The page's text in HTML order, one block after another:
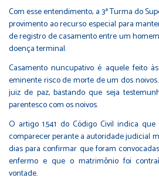
Com esse entendimento, a 3ª Turma do
provimento ao recurso especial para
de registro de casamento entre um
doença terminal.
Casamento nuncupativo é aquele feito
eminente risco de morte de um dos
juiz de paz, bastando que seja
parentesco com os noivos.
O artigo 1.541 do Código Civil indica
comparecer perante a autoridade judicial
dias para confirmar que foram
enfermo e que o matrimônio foi
vontade.